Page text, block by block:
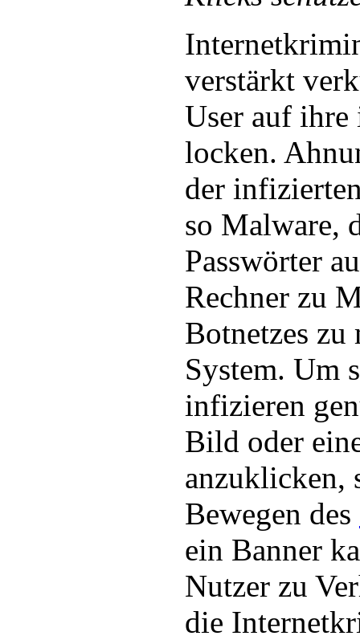
verstärkt
User auf
locken.
der
so Malware,
Passwörter
Rechner zu
Botnetzes zu
System. Um
infizieren
Bild oder
anzuklicken,
Bewegen des
ein Banner
Nutzer zu
die